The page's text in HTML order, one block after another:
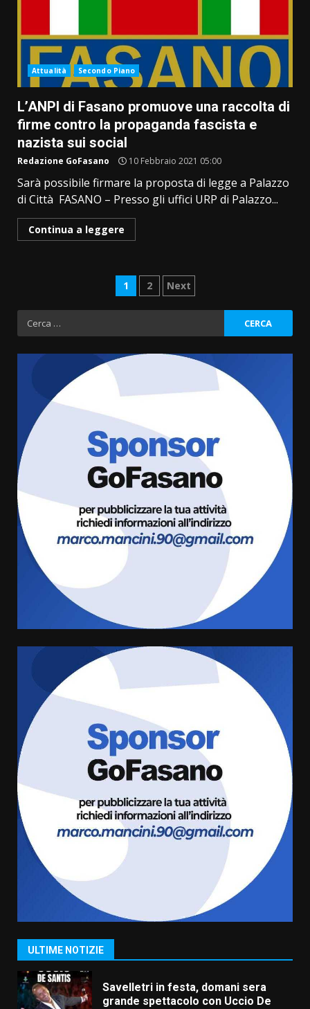
Attualità Secondo Piano
L’ANPI di Fasano promuove una raccolta di
firme contro la propaganda fascista e
nazista sui social
Redazione GoFasano 10 Febbraio 2021 05:00
Sarà possibile firmare la proposta di legge a Palazzo
di Città FASANO – Presso gli uffici URP di Palazzo...
Continua a leggere
Paginazione
degli
articoli
1 2 Next
Ricerca
per:
ULTIME NOTIZIE
3
Politiche Giovanili e Mobilità
Sostenibile: premiati gli studenti
universitari del bando “La strada
giusta”
8 Agosto 2026 07:15
“I Contestatori: Musica di
Rivoluzione”: nuovo
appuntamento con “Fasano in
Banda”
7 Agosto 2026 06:05
US Fasano, Scianaro: “Profonda
amarezza per esclusione dal
campionato di calcio”
Fasanese ferito a colpi di arma
da fuoco
6 Agosto 2026 18:13
Carta d’identità: continua il piano
di aperture straordinarie del
Comune di Fasano
6 Agosto 2026 14:16
La Banda Città di Fasano apre
ufficialmente la Festa di
Savelletri
8 Agosto 2026 11:00
2
Savelletri in festa, domani sera
grande spettacolo con Uccio De
Politiche Giovanili e Mobilità
Sostenibile: premiati gli studenti